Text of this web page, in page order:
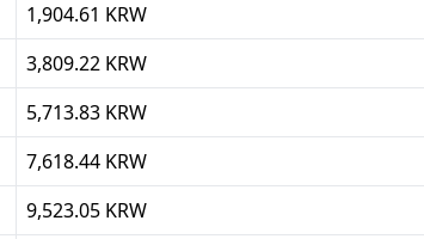
1,904.61 KRW
3,809.22 KRW
5,713.83 KRW
7,618.44 KRW
9,523.05 KRW